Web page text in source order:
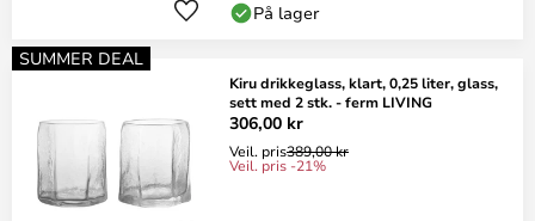
På lager
SUMMER DEAL
Kiru drikkeglass, klart, 0,25 liter, glass,
sett med 2 stk. - ferm LIVING
306,00 kr
Veil. pris389,00 kr
Veil. pris -21%